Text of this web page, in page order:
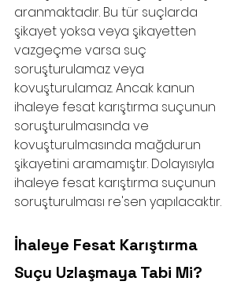
aranmaktadır. Bu tür suçlarda
şikayet yoksa veya şikayetten
vazgeçme varsa suç
soruşturulamaz veya
kovuşturulamaz. Ancak kanun
ihaleye fesat karıştırma suçunun
soruşturulmasında ve
kovuşturulmasında mağdurun
şikayetini aramamıştır. Dolayısıyla
ihaleye fesat karıştırma suçunun
soruşturulması re'sen yapılacaktır.
İhaleye Fesat Karıştırma
Suçu Uzlaşmaya Tabi Mi?